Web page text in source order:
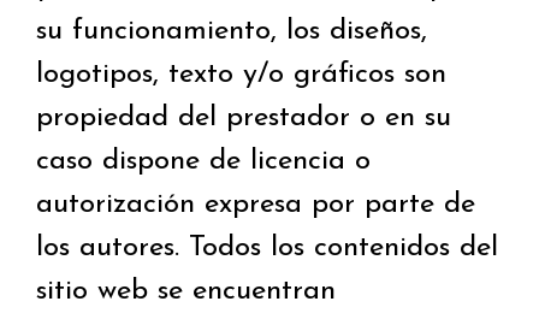
su funcionamiento, los diseños,
logotipos, texto y/o gráficos son
propiedad del prestador o en su
caso dispone de licencia o
autorización expresa por parte de
los autores. Todos los contenidos del
sitio web se encuentran